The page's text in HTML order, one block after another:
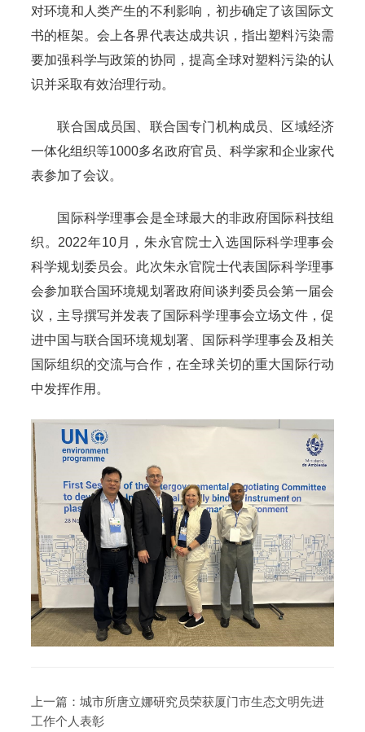
对环境和人类产生的不利影响，初步确定了该国际文
书的框架。会上各界代表达成共识，指出塑料污染需
要加强科学与政策的协同，提高全球对塑料污染的认
识并采取有效治理行动。
联合国成员国、联合国专门机构成员、区域经济
一体化组织等1000多名政府官员、科学家和企业家代
表参加了会议。
国际科学理事会是全球最大的非政府国际科技组
织。 2022年10月，朱永官院士入选国际科学理事会
科学规划委员会。此次朱永官院士代表国际科学理事
会参加联合国环境规划署政府间谈判委员会第一届会
议，主导撰写并发表了国际科学理事会立场文件，促
进中国与联合国环境规划署、国际科学理事会及相关
国际组织的交流与合作，在全球关切的重大国际行动
中发挥作用。
上一篇： 城市所唐立娜研究员荣获厦门市生态文明先进
工作个人表彰